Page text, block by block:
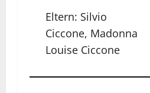
Eltern: Silvio
Ciccone, Madonna
Louise Ciccone